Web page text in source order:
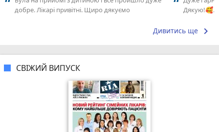
добре. Лікарі привітні. Щиро дякуємо
Дякую!🥰…
Дивитись ще keyboard_arrow_right
СВІЖИЙ ВИПУСК